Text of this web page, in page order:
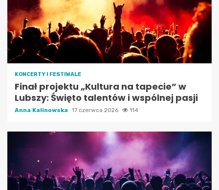
KONCERTY I FESTIWALE
Finał projektu „Kultura na tapecie” w
Lubszy: Święto talentów i wspólnej pasji
Anna Kalinowska 17 czerwca 2026 114